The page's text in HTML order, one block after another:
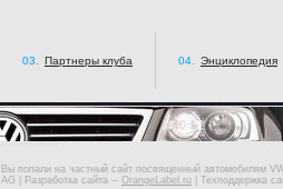
03. Партнеры клуба 04. Энциклопедия
Вы попали на частный сайт посвященный автомобилям
AG |
Разработка сайта -- OrangeLabel.ru Техподдержка